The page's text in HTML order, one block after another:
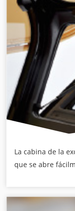
La cabina de la
que se abre